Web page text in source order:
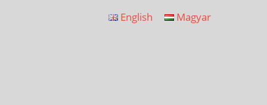
English Magyar